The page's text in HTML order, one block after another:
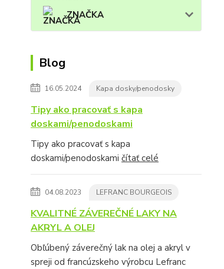
ZNAČKA
Blog
16.05.2024 Kapa dosky/penodosky
Tipy ako pracovať s kapa
doskami/penodoskami
Tipy ako pracovať s kapa
doskami/penodoskami čítať celé
04.08.2023 LEFRANC BOURGEOIS
KVALITNÉ ZÁVEREČNÉ LAKY NA
AKRYL A OLEJ
Obľúbený záverečný lak na olej a akryl v
spreji od francúzskeho výrobcu Lefranc